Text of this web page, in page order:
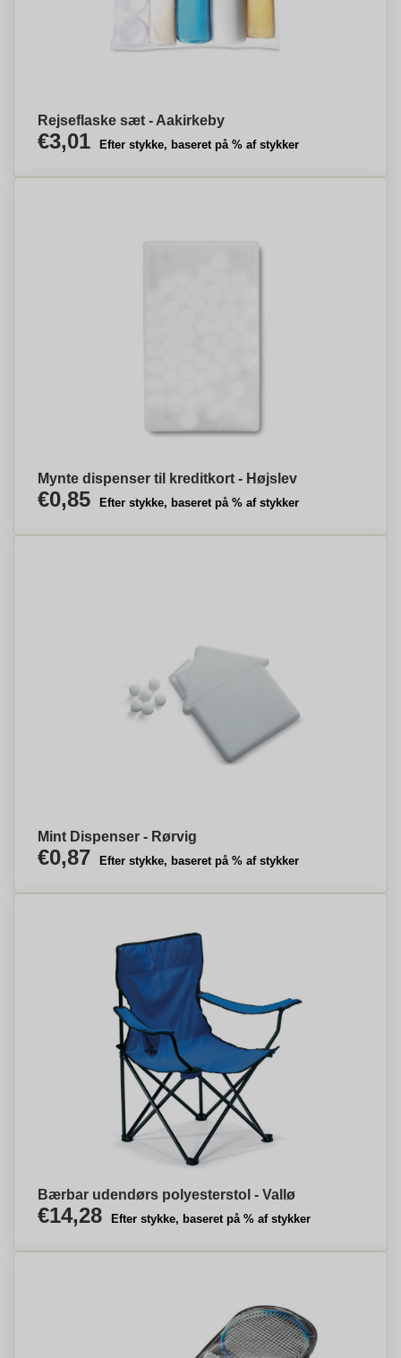
Rejseflaske sæt - Aakirkeby
€3,01 Efter stykke, baseret på % af stykker
Mynte dispenser til kreditkort - Højslev
€0,85 Efter stykke, baseret på % af stykker
Mint Dispenser - Rørvig
€0,87 Efter stykke, baseret på % af stykker
Bærbar udendørs polyesterstol - Vallø
€14,28 Efter stykke, baseret på % af stykker